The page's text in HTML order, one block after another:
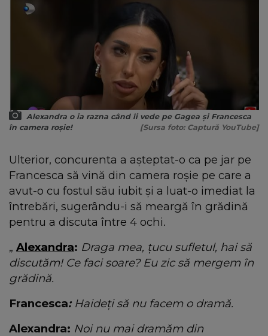
Alexandra o ia razna când îi vede pe Gagea și Francesca
în camera roșie!
[Sursa foto: Captură YouTube]
Ulterior, concurenta a așteptat-o ca pe jar pe
Francesca să vină din camera roșie pe care a
avut-o cu fostul său iubit și a luat-o imediat la
întrebări, sugerându-i să meargă în grădină
pentru a discuta între 4 ochi.
„ Alexandra: Draga mea, țucu sufletul, hai să
discutăm! Ce faci soare? Eu zic să mergem în
grădină.
Francesca: Haideți să nu facem o dramă.
Alexandra: Noi nu mai dramăm din